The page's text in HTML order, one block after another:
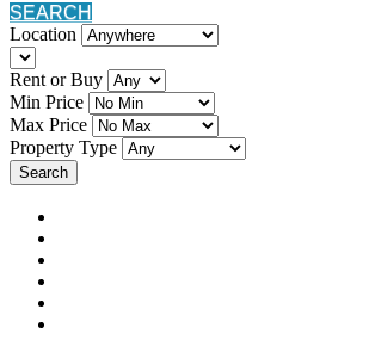
SEARCH
Location
Rent or Buy
Min Price
Max Price
Property Type
Search